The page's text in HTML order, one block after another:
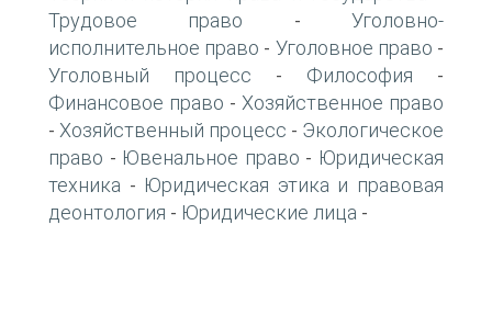
Трудовое право -Уголовно-
исполнительное право - Уголовное право -
Уголовный процесс - Философия -
Финансовое право - Хозяйственное право
- Хозяйственный процесс - Экологическое
право - Ювенальное право - Юридическая
техника - Юридическая этика и правовая
деонтология - Юридические лица -